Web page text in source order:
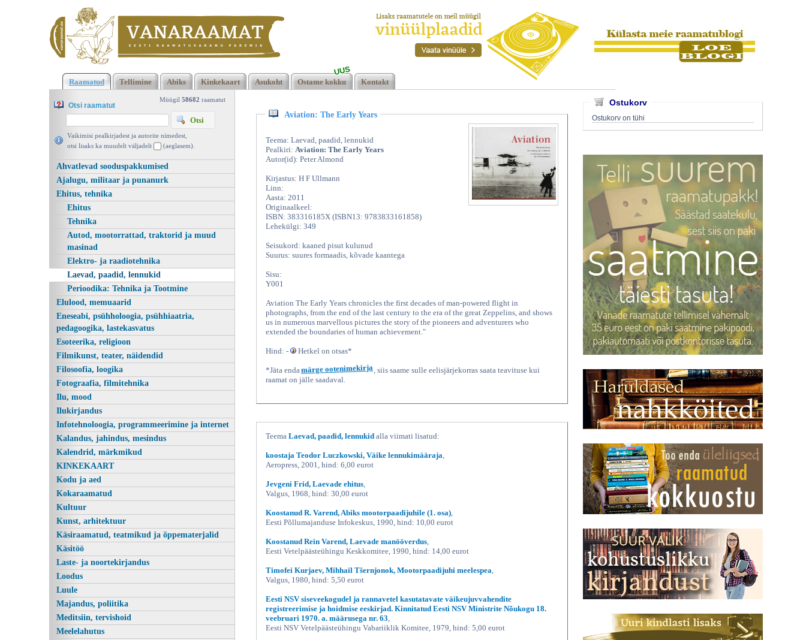
Klõpsa siia , et näha täielikku loendit!Aviation: The Early Years,
Peter Almond, H F Ullmann 2011 | vanaraamat. ee
Raamatud Tellimine Abiks Kinkekaart Asukoht Ostame kokku
UUS
Kontakt
Müügil 58682 raamatut
Otsi raamatut
Vaikimisi pealkirjadest ja autorite nimedest,
otsi lisaks ka muudelt väljadelt
(aeglasem).
Ahvatlevad sooduspakkumised
Ajalugu, militaar ja punanurk
Ehitus, tehnika
Ehitus
Tehnika
Autod, mootorrattad, traktorid ja muud
masinad
Elektro- ja raadiotehnika
Laevad, paadid, lennukid
Perioodika: Tehnika ja Tootmine
Elulood, memuaarid
Eneseabi, psühholoogia, psühhiaatria,
pedagoogika, lastekasvatus
Esoteerika, religioon
Filmikunst, teater, näidendid
Filosoofia, loogika
Fotograafia, filmitehnika
Ilu, mood
Ilukirjandus
Infotehnoloogia, programmeerimine ja internet
Kalandus, jahindus, mesindus
Kalendrid, märkmikud
KINKEKAART
Kodu ja aed
Kokaraamatud
Kultuur
Kunst, arhitektuur
Käsiraamatud, teatmikud ja õppematerjalid
Käsitöö
Laste- ja noortekirjandus
Loodus
Luule
Majandus, poliitika
Meditsiin, tervishoid
Meelelahutus
Ostukorv
Ostukorv on tühi
Aviation: The Early Years
Teema: Laevad, paadid, lennukid
Pealkiri: Aviation: The Early Years
Autor(id): Peter Almond
Kirjastus: H F Ullmann
Linn:
Aasta: 2011
Originaalkeel:
ISBN: 383316185X (ISBN13: 9783833161858)
Lehekülgi: 349
Seisukord: kaaned pisut kulunud
Suurus: suures formaadis, kõvade kaantega
Sisu:
Y001
Aviation The Early Years chronicles the first decades of man-powered flight in
photographs, from the end of the last century to the era of the great Zeppelins, and shows
us in numerous marvellous pictures the story of the pioneers and adventurers who
extended the boundaries of human achievement."
Hind: - Hetkel on otsas*
*Jäta endamärge ootenimekirja, siis saame sulle eelisjärjekorras saata teavituse kui
raamat on jälle saadaval.
Teema Laevad, paadid, lennukid alla viimati lisatud:
koostaja Teodor Luczkowski, Väike lennukimääraja,
Aeropress, 2001, hind: 6,00 eurot
Jevgeni Frid, Laevade ehitus,
Valgus, 1968, hind: 30,00 eurot
Koostanud R. Varend, Abiks mootorpaadijuhile (1. osa),
Eesti Põllumajanduse Infokeskus, 1990, hind: 10,00 eurot
Koostanud Rein Varend, Laevade manööverdus,
Eesti Vetelpäästeühingu Keskkomitee, 1990, hind: 14,00 eurot
Timofei Kurjaev, Mihhail Tšernjonok, Mootorpaadijuhi meelespea,
Valgus, 1980, hind: 5,50 eurot
Eesti NSV siseveekogudel ja rannavetel kasutatavate väikeujuvvahendite
registreerimise ja hoidmise eeskirjad. Kinnitatud Eesti NSV Ministrite Nõukogu 18.
veebruari 1970. a. määrusega nr. 63,
Eesti NSV Vetelpäästeühingu Vabariiklik Komitee, 1979, hind: 5,00 eurot